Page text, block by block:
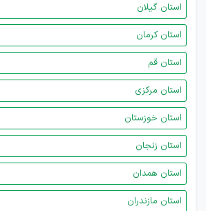
استان گیلان
استان کرمان
استان قم
استان مرکزی
استان خوزستان
استان زنجان
استان همدان
استان مازندران